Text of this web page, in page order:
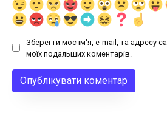
Зберегти моє ім'я, e-mail, та адресу
моїх подальших коментарів.